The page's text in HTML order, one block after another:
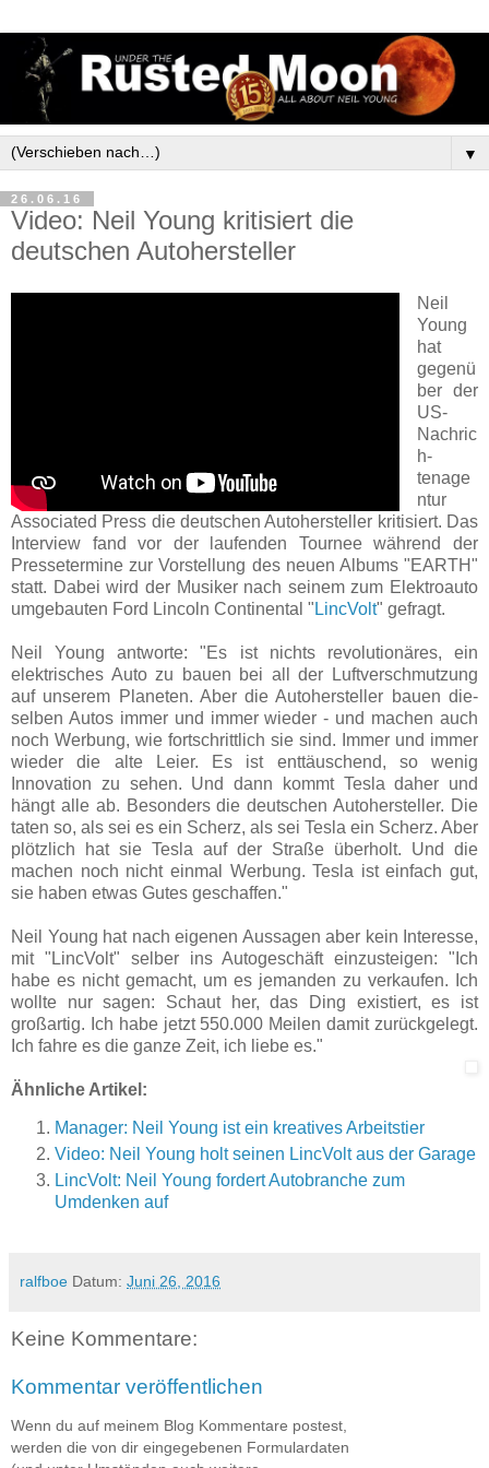
▼
26.06.16
Video: Neil Young kritisiert die
deutschen Autohersteller
Neil
Young
hat
gegenü
ber der
US-
Nachric
h­
tenage
ntur
Associated Press die deutschen Autoher­steller kritisiert. Das
Interview fand vor der laufenden Tournee während der
Presse­termine zur Vorstellung des neuen Albums "EARTH"
statt. Dabei wird der Musiker nach seinem zum Elektro­auto
umgebauten Ford Lincoln Continental " LincVolt" gefragt.
Neil Young antworte: "Es ist nichts revolutionäres, ein
elektrisches Auto zu bauen bei all der Luftver­schmutzung
auf unserem Pla­neten. Aber die Auto­her­steller bauen die­
selben Autos immer und immer wieder - und machen auch
noch Werbung, wie fort­schrit­tlich sie sind. Immer und immer
wieder die alte Leier. Es ist enttäuschend, so wenig
Innovation zu sehen. Und dann kommt Tesla daher und
hängt alle ab. Besonders die deutschen Auto­hersteller. Die
taten so, als sei es ein Scherz, als sei Tesla ein Scherz. Aber
plötzlich hat sie Tesla auf der Straße überholt. Und die
machen noch nicht einmal Werbung. Tesla ist einfach gut,
sie haben etwas Gutes geschaffen."
Neil Young hat nach eigenen Aussagen aber kein Interesse,
mit "LincVolt" selber ins Auto­geschäft einzusteigen: "Ich
habe es nicht gemacht, um es jemanden zu verkaufen. Ich
wollte nur sagen: Schaut her, das Ding existiert, es ist
großartig. Ich habe jetzt 550.000 Meilen damit zurückgelegt.
Ich fahre es die ganze Zeit, ich liebe es."
Ähnliche Artikel:
Manager: Neil Young ist ein kreatives Arbeitstier
Video: Neil Young holt seinen LincVolt aus der Garage
LincVolt: Neil Young fordert Autobranche zum
Umdenken auf
ralfboe Datum: Juni 26, 2016
Keine Kommentare:
Kommentar veröffentlichen
Wenn du auf meinem Blog Kommentare postest,
werden die von dir eingegebenen Formulardaten